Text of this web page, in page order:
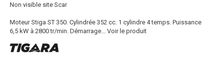
Non visible site Scar
Moteur Stiga ST 350. Cylindrée 352 cc. 1 cylindre 4 temps. Puissance
6,5 kW à 2800 tr/min. Démarrage... Voir le produit